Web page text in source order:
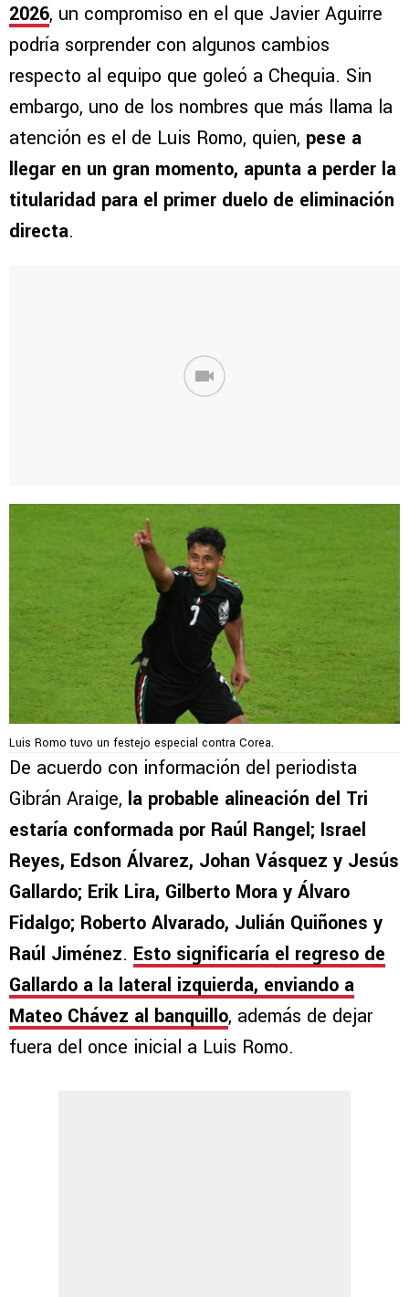
2026, un compromiso en el que Javier Aguirre
podría sorprender con algunos cambios
respecto al equipo que goleó a Chequia. Sin
embargo, uno de los nombres que más llama la
atención es el de Luis Romo, quien, pese a
llegar en un gran momento, apunta a perder la
titularidad para el primer duelo de eliminación
directa.
Luis Romo tuvo un festejo especial contra Corea.
De acuerdo con información del periodista
Gibrán Araige, la probable alineación del Tri
estaría conformada por Raúl Rangel; Israel
Reyes, Edson Álvarez, Johan Vásquez y Jesús
Gallardo; Erik Lira, Gilberto Mora y Álvaro
Fidalgo; Roberto Alvarado, Julián Quiñones y
Raúl Jiménez. Esto significaría el regreso de
Gallardo a la lateral izquierda, enviando a
Mateo Chávez al banquillo, además de dejar
fuera del once inicial a Luis Romo.